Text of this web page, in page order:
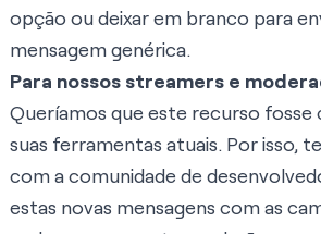
opção ou deixar em branco para
mensagem genérica.
Para nossos streamers e
Queríamos que este recurso
suas ferramentas atuais. Por isso,
com a comunidade de
estas novas mensagens com as